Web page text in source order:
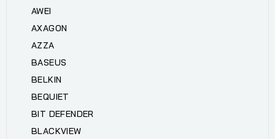
AWEI
AXAGON
AZZA
BASEUS
BELKIN
BEQUIET
BIT DEFENDER
BLACKVIEW